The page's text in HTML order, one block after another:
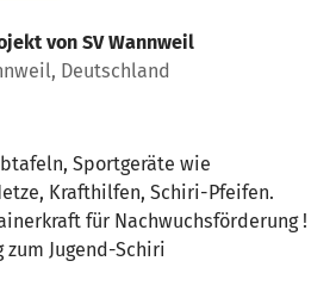
von SV Wannweil
Deutschland
Sportgeräte wie
Krafthilfen, Schiri-Pfeifen.
für Nachwuchsförderung !
zum Jugend-Schiri